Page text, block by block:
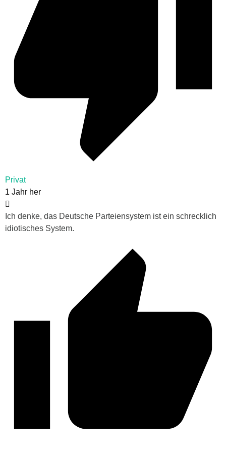
Privat
1 Jahr her
Ich denke, das Deutsche Parteiensystem ist ein schrecklich
idiotisches System.